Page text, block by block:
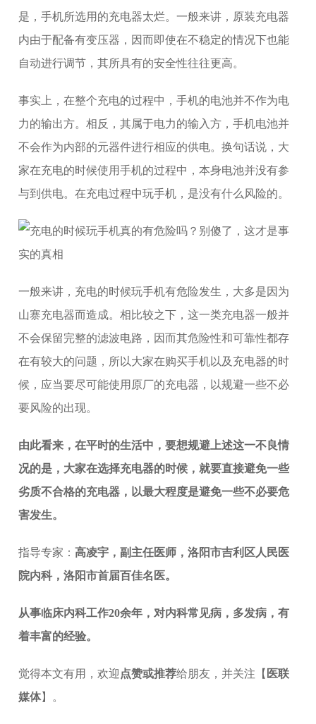
是，手机所选用的充电器太烂。一般来讲，原装充电器
内由于配备有变压器，因而即使在不稳定的情况下也能
自动进行调节，其所具有的安全性往往更高。
事实上，在整个充电的过程中，手机的电池并不作为电
力的输出方。相反，其属于电力的输入方，手机电池并
不会作为内部的元器件进行相应的供电。换句话说，大
家在充电的时候使用手机的过程中，本身电池并没有参
与到供电。在充电过程中玩手机，是没有什么风险的。
一般来讲，充电的时候玩手机有危险发生，大多是因为
山寨充电器而造成。相比较之下，这一类充电器一般并
不会保留完整的滤波电路，因而其危险性和可靠性都存
在有较大的问题，所以大家在购买手机以及充电器的时
候，应当要尽可能使用原厂的充电器，以规避一些不必
要风险的出现。
由此看来，在平时的生活中，要想规避上述这一不良情
况的是，大家在选择充电器的时候，就要直接避免一些
劣质不合格的充电器，以最大程度是避免一些不必要危
害发生。
指导专家：高凌宇，副主任医师，洛阳市吉利区人民医
院内科，洛阳市首届百佳名医。
从事临床内科工作20余年，对内科常见病，多发病，有
着丰富的经验。
觉得本文有用，欢迎 点赞或推荐给朋友，并关注【 医联
媒体】。